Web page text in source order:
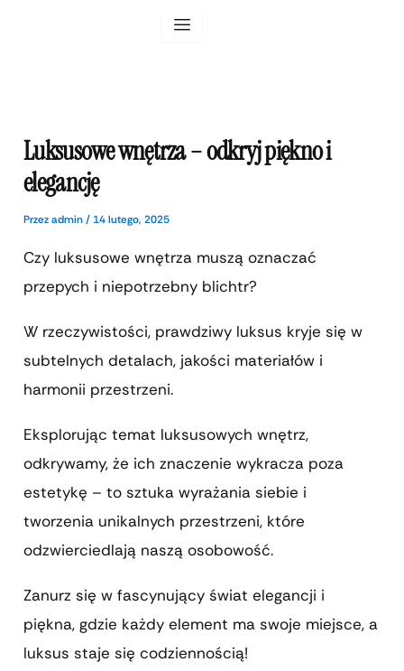
Luksusowe wnętrza – odkryj piękno i
elegancję
Przezadmin/ 14 lutego, 2025
Czy luksusowe wnętrza muszą oznaczać
przepych i niepotrzebny blichtr?
W rzeczywistości, prawdziwy luksus kryje się w
subtelnych detalach, jakości materiałów i
harmonii przestrzeni.
Eksplorując temat luksusowych wnętrz,
odkrywamy, że ich znaczenie wykracza poza
estetykę – to sztuka wyrażania siebie i
tworzenia unikalnych przestrzeni, które
odzwierciedlają naszą osobowość.
Zanurz się w fascynujący świat elegancji i
piękna, gdzie każdy element ma swoje miejsce, a
luksus staje się codziennością!